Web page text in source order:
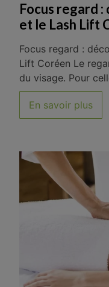
Focus regard
et le Lash Lift
Focus regard :
Lift Coréen Le
du visage. Pour
En savoir plus